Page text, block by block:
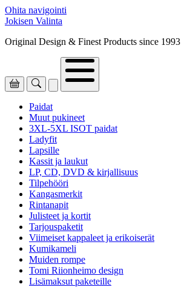
Ohita navigointi
Jokisen Valinta
Original Design & Finest Products since 1993
Paidat
Muut pukineet
3XL-5XL ISOT paidat
Ladyfit
Lapsille
Kassit ja laukut
LP, CD, DVD & kirjallisuus
Tilpehööri
Kangasmerkit
Rintanapit
Julisteet ja kortit
Tarjouspaketit
Viimeiset kappaleet ja erikoiserät
Kumikameli
Muiden rompe
Tomi Riionheimo design
Lisämaksut paketeille